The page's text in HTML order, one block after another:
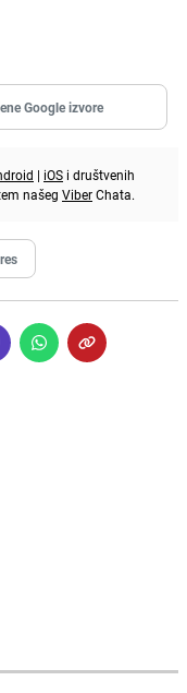
Google izvore
| iOS i društvenih
našeg ViberChata.